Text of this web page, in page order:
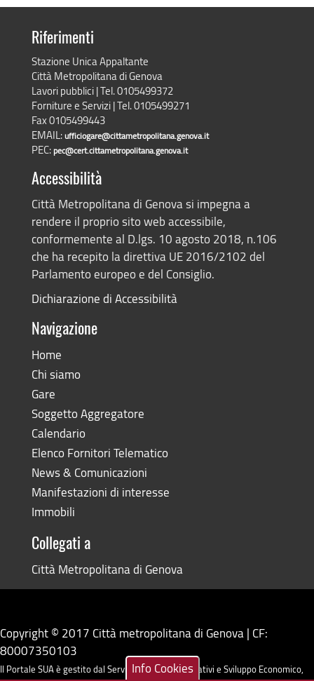
Riferimenti
Stazione Unica Appaltante
Città Metropolitana di Genova
Lavori pubblici | Tel. 0105499372
Forniture e Servizi | Tel. 0105499271
Fax 0105499443
EMAIL:ufficiogare@cittametropolitana.genova.it
PEC:pec@cert.cittametropolitana.genova.it
Accessibilità
Città Metropolitana di Genova si impegna a
rendere il proprio sito web accessibile,
conformemente al D.lgs. 10 agosto 2018, n.106
che ha recepito la direttiva UE 2016/2102 del
Parlamento europeo e del Consiglio.
Dichiarazione di Accessibilità
Navigazione
Home
Chi siamo
Gare
Soggetto Aggregatore
Calendario
Elenco Fornitori Telematico
News & Comunicazioni
Manifestazioni di interesse
Immobili
Collegati a
Città Metropolitana di Genova
Copyright © 2017 Città metropolitana di Genova | CF:
80007350103
Il Portale SUA è gestito dal Servizio Sistemi Informativi e Sviluppo Economico,
Info Cookies